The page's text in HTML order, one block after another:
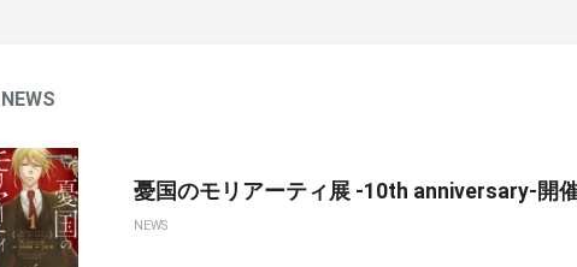
NEWS
憂国のモリアーティ展 -10th anniversary-開
NEWS